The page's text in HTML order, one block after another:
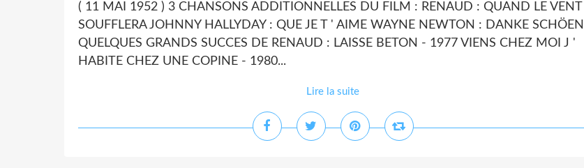
( 11 MAI 1952 ) 3 CHANSONS ADDITIONNELLES DU FILM : RENAUD : QUAND LE VENT
SOUFFLERA JOHNNY HALLYDAY : QUE JE T ' AIME WAYNE NEWTON : DANKE SCHÖEN
QUELQUES GRANDS SUCCES DE RENAUD : LAISSE BETON - 1977 VIENS CHEZ MOI J '
HABITE CHEZ UNE COPINE - 1980...
Lire la suite